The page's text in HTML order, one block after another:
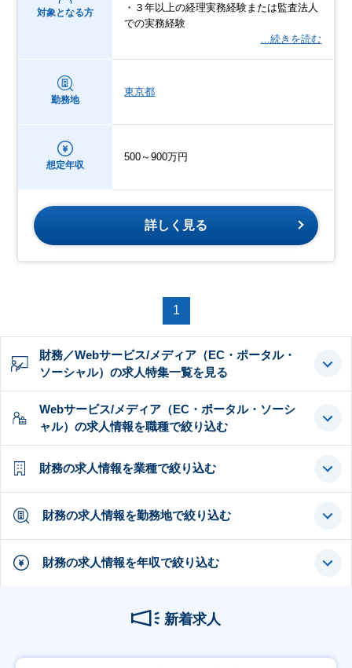
対象となる方
・３年以上の経理実務経験または監査法人
での実務経験
…続きを読む
勤務地
東京都
想定年収
500～900万円
詳しく見る
1
財務／Webサービス/メディア（EC・ポータル・
ソーシャル）の求人特集一覧を見る
Webサービス/メディア（EC・ポータル・ソーシ
ャル）の求人情報を職種で絞り込む
財務の求人情報を業種で絞り込む
財務の求人情報を勤務地で絞り込む
財務の求人情報を年収で絞り込む
新着求人